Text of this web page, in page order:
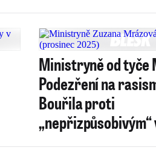
Ministryně od tyče
Podezření na
Bouřila proti
„nepřizpůsobivým“
městě